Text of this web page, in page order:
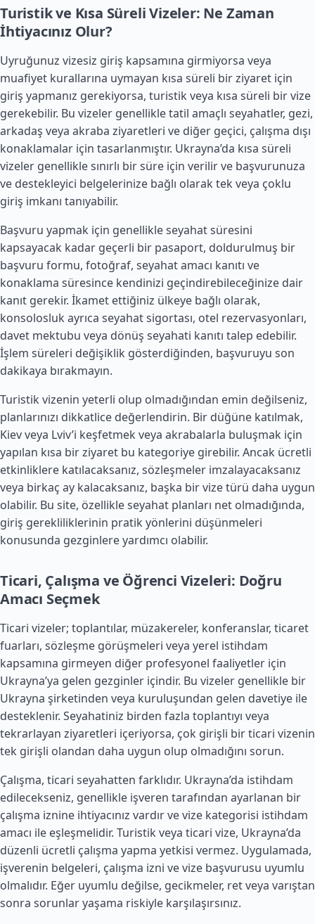
Turistik ve Kısa Süreli Vizeler: Ne Zaman
İhtiyacınız Olur?
Uyruğunuz vizesiz giriş kapsamına girmiyorsa veya
muafiyet kurallarına uymayan kısa süreli bir ziyaret için
giriş yapmanız gerekiyorsa, turistik veya kısa süreli bir vize
gerekebilir. Bu vizeler genellikle tatil amaçlı seyahatler, gezi,
arkadaş veya akraba ziyaretleri ve diğer geçici, çalışma dışı
konaklamalar için tasarlanmıştır. Ukrayna’da kısa süreli
vizeler genellikle sınırlı bir süre için verilir ve başvurunuza
ve destekleyici belgelerinize bağlı olarak tek veya çoklu
giriş imkanı tanıyabilir.
Başvuru yapmak için genellikle seyahat süresini
kapsayacak kadar geçerli bir pasaport, doldurulmuş bir
başvuru formu, fotoğraf, seyahat amacı kanıtı ve
konaklama süresince kendinizi geçindirebileceğinize dair
kanıt gerekir. İkamet ettiğiniz ülkeye bağlı olarak,
konsolosluk ayrıca seyahat sigortası, otel rezervasyonları,
davet mektubu veya dönüş seyahati kanıtı talep edebilir.
İşlem süreleri değişiklik gösterdiğinden, başvuruyu son
dakikaya bırakmayın.
Turistik vizenin yeterli olup olmadığından emin değilseniz,
planlarınızı dikkatlice değerlendirin. Bir düğüne katılmak,
Kiev veya Lviv’i keşfetmek veya akrabalarla buluşmak için
yapılan kısa bir ziyaret bu kategoriye girebilir. Ancak ücretli
etkinliklere katılacaksanız, sözleşmeler imzalayacaksanız
veya birkaç ay kalacaksanız, başka bir vize türü daha uygun
olabilir. Bu site, özellikle seyahat planları net olmadığında,
giriş gerekliliklerinin pratik yönlerini düşünmeleri
konusunda gezginlere yardımcı olabilir.
Ticari, Çalışma ve Öğrenci Vizeleri: Doğru
Amacı Seçmek
Ticari vizeler; toplantılar, müzakereler, konferanslar, ticaret
fuarları, sözleşme görüşmeleri veya yerel istihdam
kapsamına girmeyen diğer profesyonel faaliyetler için
Ukrayna’ya gelen gezginler içindir. Bu vizeler genellikle bir
Ukrayna şirketinden veya kuruluşundan gelen davetiye ile
desteklenir. Seyahatiniz birden fazla toplantıyı veya
tekrarlayan ziyaretleri içeriyorsa, çok girişli bir ticari vizenin
tek girişli olandan daha uygun olup olmadığını sorun.
Çalışma, ticari seyahatten farklıdır. Ukrayna’da istihdam
edilecekseniz, genellikle işveren tarafından ayarlanan bir
çalışma iznine ihtiyacınız vardır ve vize kategorisi istihdam
amacı ile eşleşmelidir. Turistik veya ticari vize, Ukrayna’da
düzenli ücretli çalışma yapma yetkisi vermez. Uygulamada,
işverenin belgeleri, çalışma izni ve vize başvurusu uyumlu
olmalıdır. Eğer uyumlu değilse, gecikmeler, ret veya varıştan
sonra sorunlar yaşama riskiyle karşılaşırsınız.